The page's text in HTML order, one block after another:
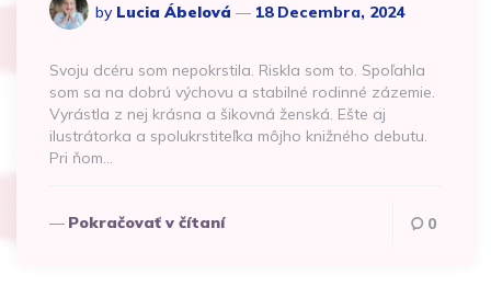
by Lucia Ábelová 18 Decembra, 2024
Svoju dcéru som nepokrstila. Riskla som to. Spoľahla
som sa na dobrú výchovu a stabilné rodinné zázemie.
Vyrástla z nej krásna a šikovná ženská. Ešte aj
ilustrátorka a spolukrstiteľka môjho knižného debutu.
Pri ňom…
Pokračovať v čítaní 0